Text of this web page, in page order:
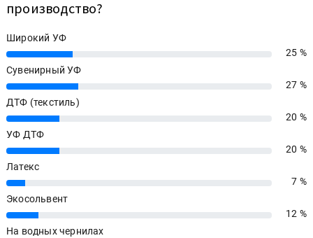
производство?
Широкий УФ
25%
25 %
Сувенирный УФ
27%
27 %
ДТФ (текстиль)
20%
20 %
УФ ДТФ
20%
20 %
Латекс
7%
7 %
Экосольвент
12%
12 %
На водных чернилах